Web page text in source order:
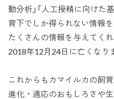
動分析」「人工授精に向けた
育下でしか得られない情報を
たくさんの情報を与えてく
2018年12月24日に亡くなり
これからもカマイルカの飼
進化・適応のおもしろさや